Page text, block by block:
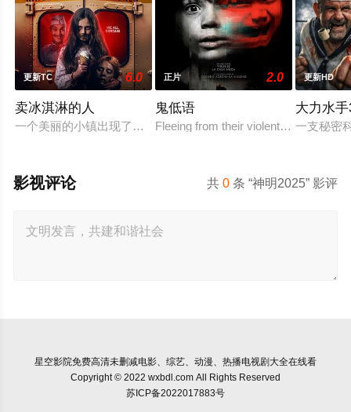
更新TC 6.0
卖冰淇淋的人
一个美丽的小镇出现了一位神秘的冰淇淋小贩，他所供应的美
正片 2.0
鬼低语
Fleeing from their violent father,
更新HD
大力水
一支秘密
共0 条 “神明2025” 影评
影视评论
星空影院免费高清未删减电影、综艺、动漫、热播电视剧大全在线看
Copyright © 2022 wxbdl.com All Rights Reserved
苏ICP备2022017883号